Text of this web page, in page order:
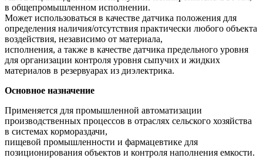
в общепромышленном исполнении.
Может использоваться в качестве датчика положения для
определения наличия/отсутствия практически любого объекта
воздействия, независимо от материала,
исполнения, а также в качестве датчика предельного уровня
для организации контроля уровня сыпучих и жидких
материалов в резервуарах из диэлектрика.
Основное назначение
Применяется для промышленной автоматизации
производственных процессов в отраслях сельского хозяйства
в системах кормораздачи,
пищевой промышленности и фармацевтике для
позиционирования объектов и контроля наполнения емкости.